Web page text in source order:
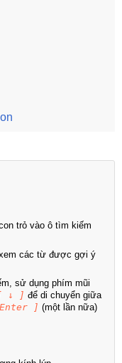
trỏ vào ô tìm kiếm
các từ được gợi ý
sử dụng phím mũi
↓ ] để di chuyển giữa
] (một lần nữa)